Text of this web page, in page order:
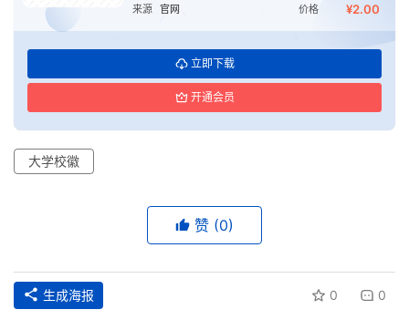
首
平
来源 官网 价格 ¥2.00
立即下载
开通会员
大学校徽
赞 (0)
生成海报 0 0